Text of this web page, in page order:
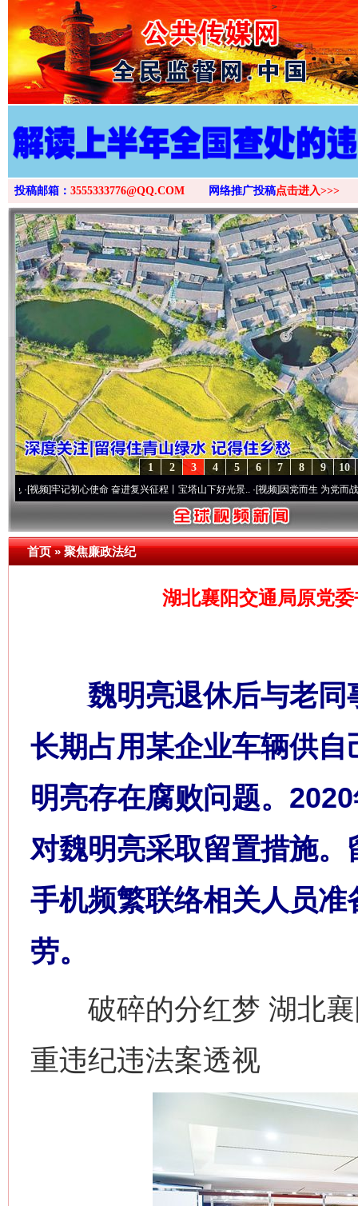
>
投稿邮箱： 3555333776@QQ.COM 网络推广投稿点击进入>>>
10
9
8
7
6
5
4
3
2
1
牢记初心使命 奋进复兴征程丨宝塔山下好光景..·[视频]因党而生 为党而战——百年“
首页»聚焦廉政法纪
湖北襄阳交通局原党
魏明亮退休后与老同
长期占用某企业车辆供
明亮存在腐败问题。
对魏明亮采取留置措施
手机频繁联络相关人员
劳。
破碎的分红梦 湖北襄
重违纪违法案透视